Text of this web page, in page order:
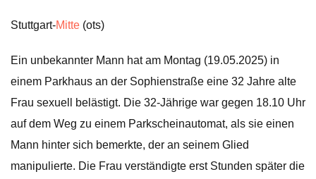
Stuttgart-Mitte (ots)
Ein unbekannter Mann hat am Montag (19.05.2025) in
einem Parkhaus an der Sophienstraße eine 32 Jahre alte
Frau sexuell belästigt. Die 32-Jährige war gegen 18.10 Uhr
auf dem Weg zu einem Parkscheinautomat, als sie einen
Mann hinter sich bemerkte, der an seinem Glied
manipulierte. Die Frau verständigte erst Stunden später die